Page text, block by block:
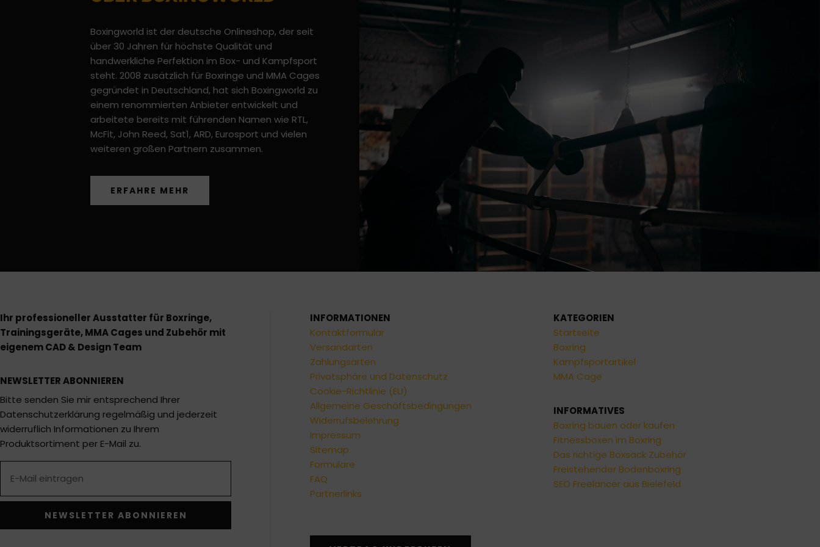
Boxingworld ist der deutsche Onlineshop, der seit
über 30 Jahren für höchste Qualität und
handwerkliche Perfektion im Box- und Kampfsport
steht. 2008 zusätzlich für Boxringe und MMA Cages
gegründet in Deutschland, hat sich Boxingworld zu
einem renommierten Anbieter entwickelt und
arbeitete bereits mit führenden Namen wie RTL,
McFit, John Reed, Sat1, ARD, Eurosport und vielen
weiteren großen Partnern zusammen.
ERFAHRE MEHR
Ihr professioneller Ausstatter für Boxringe,
Trainingsgeräte, MMA Cages und Zubehör mit
eigenem CAD & Design Team
NEWSLETTER ABONNIEREN
Bitte senden Sie mir entsprechend Ihrer
Datenschutzerklärung regelmäßig und jederzeit
widerruflich Informationen zu Ihrem
Produktsortiment per E-Mail zu.
NEWSLETTER ABONNIEREN
INFORMATIONEN
Kontaktformular
Versandarten
Zahlungsarten
Privatsphäre und Datenschutz
Cookie-Richtlinie (EU)
Allgemeine Geschäftsbedingungen
Widerrufsbelehrung
Impressum
Sitemap
Formulare
FAQ
Partnerlinks
KATEGORIEN
Startseite
Boxring
Kampfsportartikel
MMA Cage
INFORMATIVES
Boxring bauen oder kaufen
Fitnessboxen im Boxring
Das richtige Boxsack Zubehör
Freistehender Bodenboxring
SEO Freelancer aus Bielefeld